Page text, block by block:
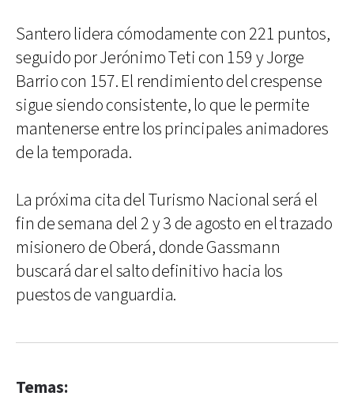
Santero lidera cómodamente con 221 puntos,
seguido por Jerónimo Teti con 159 y Jorge
Barrio con 157. El rendimiento del crespense
sigue siendo consistente, lo que le permite
mantenerse entre los principales animadores
de la temporada.
La próxima cita del Turismo Nacional será el
fin de semana del 2 y 3 de agosto en el trazado
misionero de Oberá, donde Gassmann
buscará dar el salto definitivo hacia los
puestos de vanguardia.
Temas: